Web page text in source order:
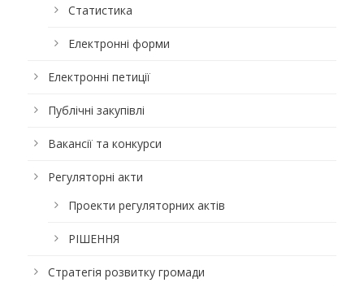
Статистика
Електронні форми
Електронні петиції
Публічні закупівлі
Вакансії та конкурси
Регуляторні акти
Проекти регуляторних актів
РІШЕННЯ
Стратегія розвитку громади